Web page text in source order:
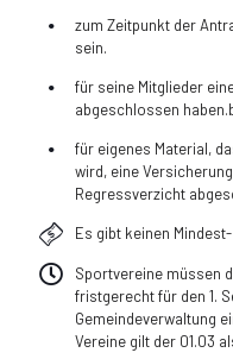
zum Zeitpunkt der
sein.
für seine Mitglieder
abgeschlossen
für eigenes Material,
wird, eine
Regressverzicht
Es gibt keinen
Sportvereine müssen
fristgerecht für den 1.
Gemeindeverwaltung
Vereine gilt der 01.03